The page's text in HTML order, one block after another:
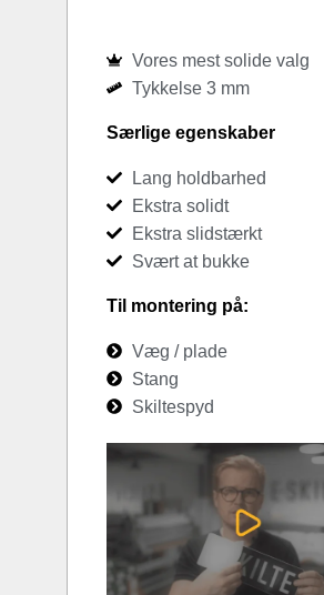
Vores mest solide valg
Tykkelse 3 mm
Særlige egenskaber
Lang holdbarhed
Ekstra solidt
Ekstra slidstærkt
Svært at bukke
Til montering på:
Væg / plade
Stang
Skiltespyd